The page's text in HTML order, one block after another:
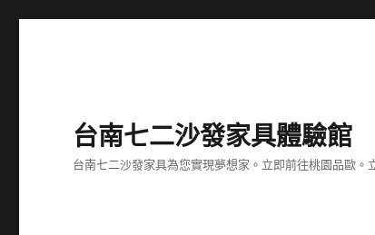
台南七二沙發家具體驗館
台南七二沙發家具為您實現夢想家。立即前往桃園品歐